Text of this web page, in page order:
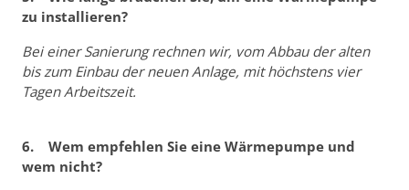
zu installieren?
Bei einer Sanierung rechnen wir, vom Abbau der alten
bis zum Einbau der neuen Anlage, mit höchstens vier
Tagen Arbeitszeit.
6. Wem empfehlen Sie eine Wärmepumpe und
wem nicht?